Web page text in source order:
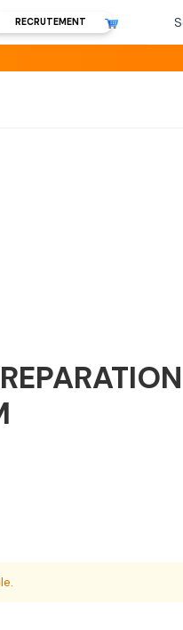
RECRUTEMENT